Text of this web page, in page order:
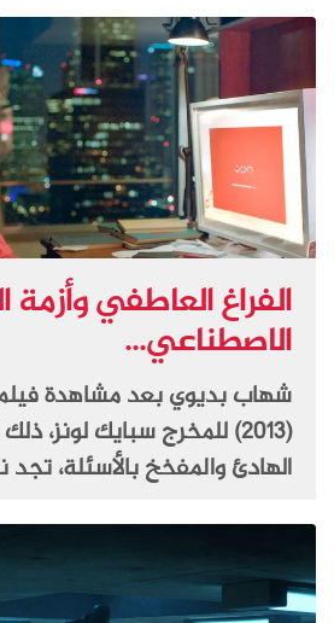
الفراغ العاطفي وأزمة
الاصطناعي...
(2013) للمخرج سبايك لونز،
الهادئ والمفخخ بالأسئلة،